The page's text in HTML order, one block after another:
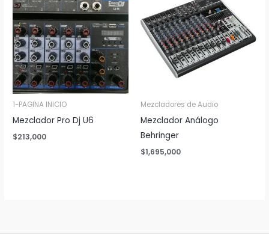
1-PAGINA INICIO
Mezclador Pro Dj U6
$213,000
Mezcladores de Audio
Mezclador Análogo
Behringer
$1,695,000